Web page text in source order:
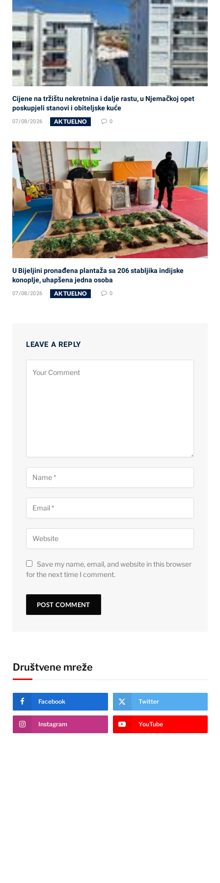
Cijene na tržištu nekretnina i dalje rastu, u Njemačkoj opet
poskupjeli stanovi i obiteljske kuće
07/08/2026 AKTUELNO 0
U Bijeljini pronađena plantaža sa 206 stabljika indijske
konoplje, uhapšena jedna osoba
07/08/2026 AKTUELNO 0
LEAVE A REPLY
Save my name, email, and website in this browser
for the next time I comment.
Društvene mreže
Facebook Twitter
Instagram YouTube